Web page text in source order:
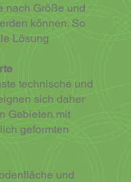
nach Größe und
können. So
Lösung
technische und
sich daher
Gebieten mit
geformten
und